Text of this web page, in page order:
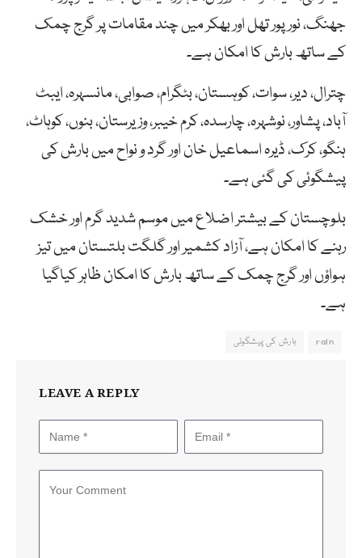
جھنگ، نور پور تھل اور بھکر میں چند مقامات پر گرج چمک
کے ساتھ بارش کا امکان ہے۔
چترال، دیر، سوات، کوہستان، بٹگرام، صوابی، مانسہرہ، ایبٹ
آباد، پشاور، نوشہرہ، چارسدہ، کرم خیبر، وزیرستان، بنوں، کوہاٹ،
ہنگو، کرک، ڈیرہ اسماعیل خان اور گرد و نواح میں بارش کی
پیشگوئی کی گئی ہے۔
بلوچستان کے بیشتر اضلاع میں موسم شدید گرم اور خشک
رہنے کا امکان ہے، آزاد کشمیر اور گلگت بلتستان میں تیز
ہواؤں اور گرج چمک کے ساتھ بارش کا امکان ظاہر کیاگیا
ہے۔
rain بارش کی پیشگوئی
LEAVE A REPLY